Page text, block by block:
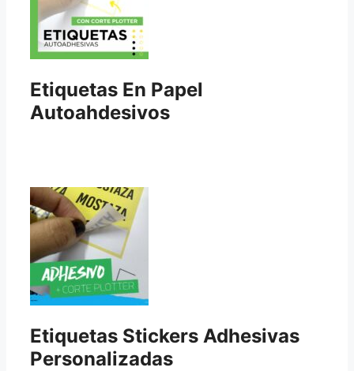
Etiquetas En Papel
Autoahdesivos
Etiquetas Stickers Adhesivas
Personalizadas